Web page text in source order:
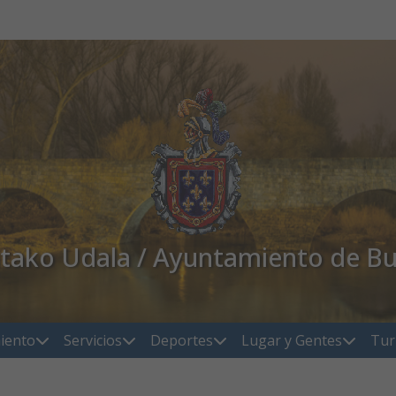
Udala / Ayuntamiento de
Servicios Deportes Lugar y Gentes